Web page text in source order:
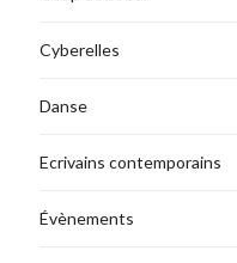
Cyberelles
Danse
Ecrivains contemporains
Évènements